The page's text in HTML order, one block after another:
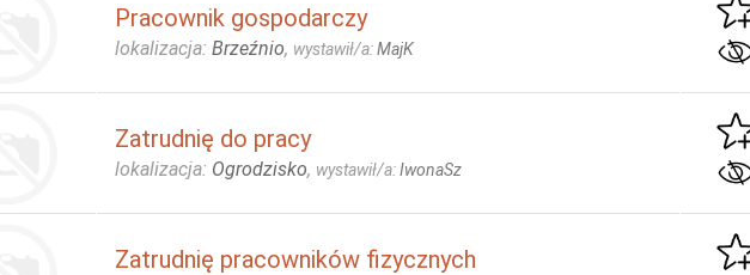
Pracownik gospodarczy
lokalizacja: Brzeźnio, wystawił/a:MajK
Zatrudnię do pracy
lokalizacja: Ogrodzisko, wystawił/a:IwonaSz
Zatrudnię pracowników fizycznych